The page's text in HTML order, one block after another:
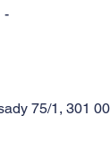
-
75/1, 301